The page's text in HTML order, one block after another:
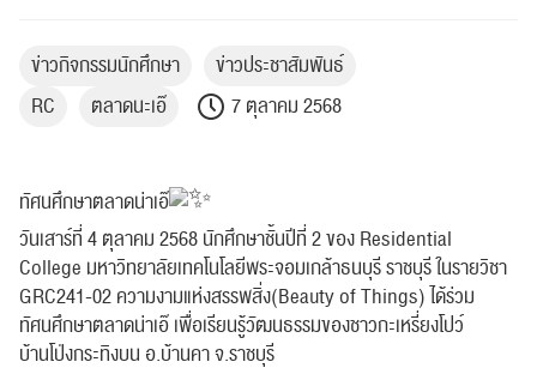
ข่าวกิจกรรมนักศึกษา
ข่าวประชาสัมพันธ์
RC
ตลาดนะเอ๊ 7 ตุลาคม 2568
ทัศนศึกษาตลาดน่าเอ๊
วันเสาร์ที่ 4 ตุลาคม 2568 นักศึกษาชั้นปีที่ 2 ของ Residential
College มหาวิทยาลัยเทคโนโลยีพระจอมเกล้าธนบุรี ราชบุรี ในรายวิชา
GRC241-02ความงามแห่งสรรพสิ่ง(Beauty of Things) ได้ร่วม
ทัศนศึกษาตลาดน่าเอ๊ เพื่อเรียนรู้วัฒนธรรมของชาวกะเหรี่ยงโปว์
บ้านโป่งกระทิงบน อ.บ้านคา จ.ราชบุรี